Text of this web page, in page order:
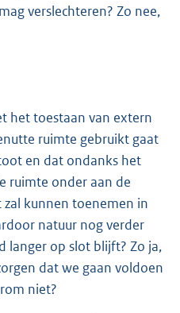
verslechteren? Zo nee,
het toestaan van extern
ruimte gebruikt gaat
en dat ondanks het
ruimte onder aan de
kunnen toenemen in
natuur nog verder
langer op slot blijft? Zo ja,
dat we gaan voldoen
niet?